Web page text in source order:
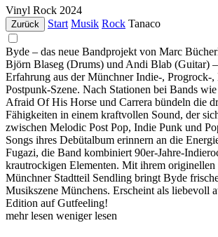
Vinyl Rock 2024
Zurück Start Musik Rock Tanaco
Byde – das neue Bandprojekt von Marc
Björn Blaseg (Drums) und Andi Blab (Guitar)
Erfahrung aus der Münchner Indie-, Progrock-,
Postpunk-Szene. Nach Stationen bei Bands
Afraid Of His Horse und Carrera bündeln die
Fähigkeiten in einem kraftvollen Sound, der
zwischen Melodic Post Pop, Indie Punk und
Songs ihres Debütalbum erinnern an die
Fugazi, die Band kombiniert 90er-Jahre-
krautrockigen Elementen. Mit ihrem originellen
Münchner Stadtteil Sendling bringt Byde
Musikszene Münchens. Erscheint als liebevoll
Edition auf Gutfeeling!
mehr lesen weniger lesen